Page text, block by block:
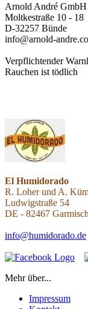
Arnold André GmbH
Moltkestraße 10 - 18
D-32257 Bünde
info@arnold-
Verpflichtender
Rauchen ist tödlich
El Humidorado
R. Loher und A.
Ludwigstraße 54
DE - 82467
info@humidorado.de
Mehr über...
Impressum